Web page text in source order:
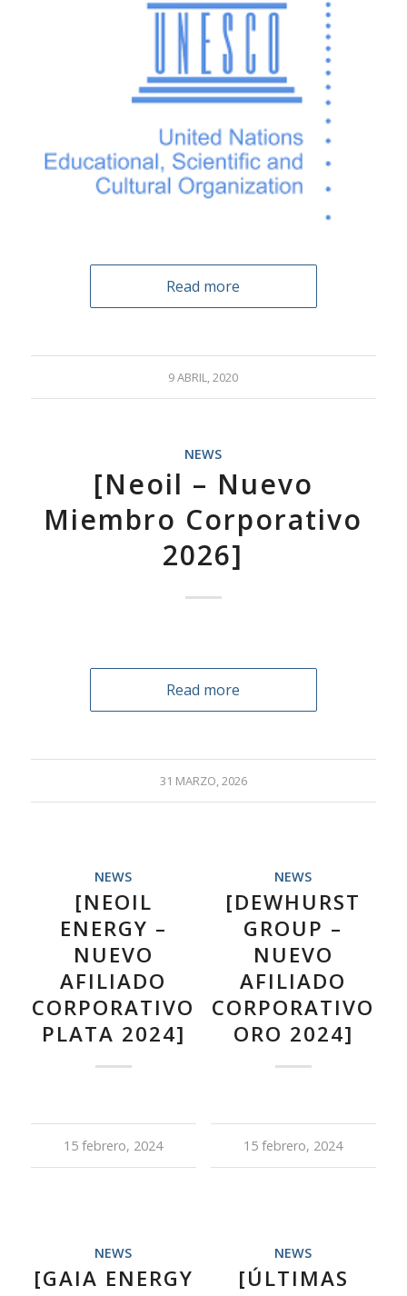
Read more
9 ABRIL, 2020
NEWS
[Neoil – Nuevo
Miembro Corporativo
2026]
Read more
31 MARZO, 2026
NEWS
[NEOIL
ENERGY –
NUEVO
AFILIADO
CORPORATIVO
PLATA 2024]
15 febrero, 2024
NEWS
[DEWHURST
GROUP –
NUEVO
AFILIADO
CORPORATIVO
ORO 2024]
15 febrero, 2024
NEWS
[GAIA ENERGY
NEWS
[ÚLTIMAS